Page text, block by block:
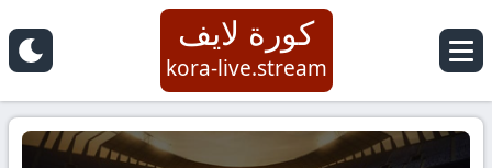
كورة لايف
kora-live.stream